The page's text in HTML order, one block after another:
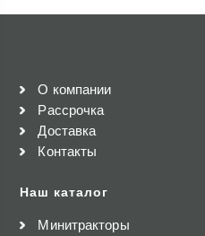
О компании
Рассрочка
Доставка
Контакты
Наш каталог
Минитракторы